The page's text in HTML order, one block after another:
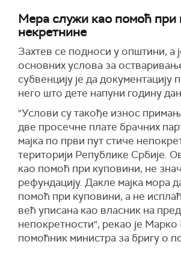
Мера служи као помоћ при
некретнине
Захтев се подноси у општини, а
основних услова за
субвенцију је да документацију
него што дете напуни годину
"Услови су такође износ
две просечне плате брачних
мајка по први пут стиче
територији Републике Србије.
као помоћ при куповини, не
рефундацију. Дакле мајка мора
помоћ при куповини, а не
већ уписана као власник на
непокретности", рекао је Марко
помоћник министра за бригу о